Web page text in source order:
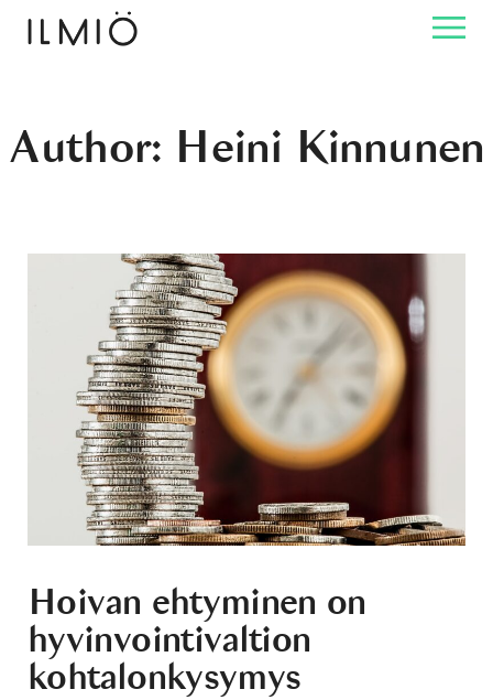
Author: Heini Kinnunen
Hoivan ehtyminen on
hyvinvointivaltion
kohtalonkysymys